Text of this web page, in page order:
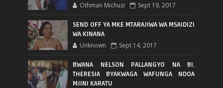
Othman Michuzi Sept 19, 2017
SEND OFF YA MKE MTARAJIWA WA MSAIDIZI
WA KINANA
Unknown Sept 14, 2017
BWANA NELSON PALLANGYO NA BI.
THERESIA BYAKWAGA WAFUNGA NDOA
MJINI KARATU